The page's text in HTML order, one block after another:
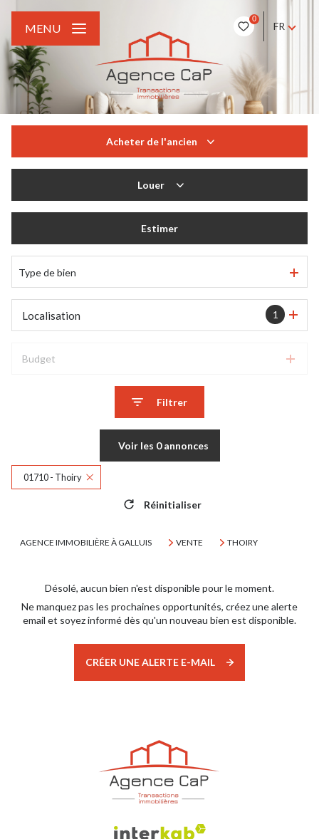
0
FR
MENU
Acheter de l'ancien
Louer
Estimer
Type de bien
1
Localisation
Budget
Filtrer
Voir les 0annonces
01710 - Thoiry
Réinitialiser
AGENCE IMMOBILIÈRE À GALLUIS VENTE THOIRY
Désolé, aucun bien n'est disponible pour le moment.
Ne manquez pas les prochaines opportunités, créez une alerte
email et soyez informé dès qu'un nouveau bien est disponible.
CRÉER UNE ALERTE E-MAIL